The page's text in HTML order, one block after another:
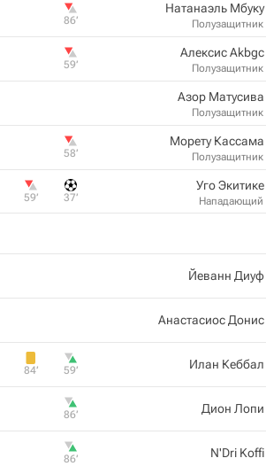
Натанаэль Мбуку
Полузащитник
86‎’‎
Алексис Akbgc
Полузащитник
59‎’‎
Азор Матусива
Полузащитник
Морету Кассама
Полузащитник
58‎’‎
Уго Экитике
Нападающий
37‎’‎
59‎’‎
Йеванн Диуф
Анастасиос Донис
Илан Кеббал
59‎’‎
84‎’‎
Дион Лопи
86‎’‎
N'Dri Koffi
86‎’‎